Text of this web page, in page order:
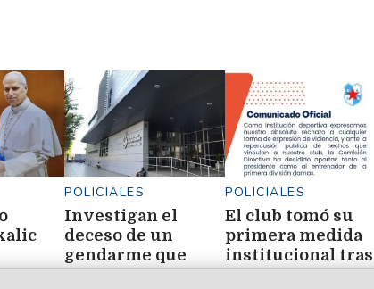
POLICIALES
Investigan el
deceso de un
gendarme que
POLICIALES
El club tomó su
primera medida
institucional tras